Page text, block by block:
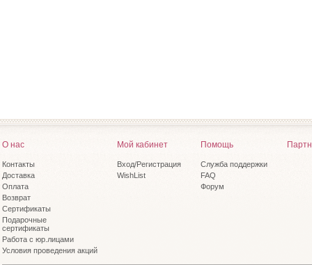
О нас
Контакты
Доставка
Оплата
Возврат
Сертификаты
Подарочные
сертификаты
Работа с юр.лицами
Условия проведения акций
Мой кабинет
Вход/Регистрация
WishList
Помощь
Служба поддержки
FAQ
Форум